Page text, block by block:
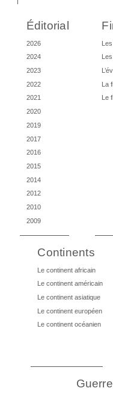
Éditorial
2026
2024
2023
2022
2021
2020
2019
2017
2016
2015
2014
2012
2010
2009
La
Continents
Le continent africain
Le continent américain
Le continent asiatique
Le continent européen
Le continent océanien